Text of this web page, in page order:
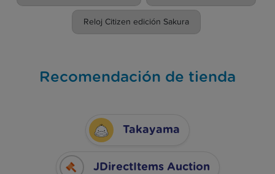
Reloj Citizen edición Sakura
Recomendación de tienda
Takayama
JDirectItems Auction